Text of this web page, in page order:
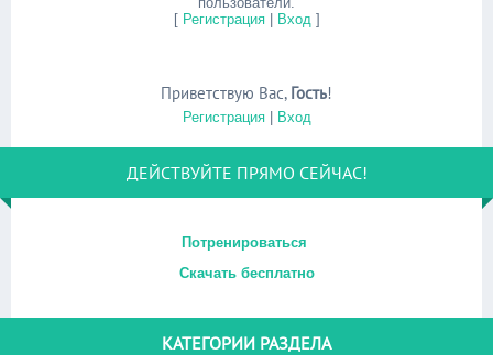
[ Регистрация| Вход]
Приветствую Вас, Гость!
Регистрация| Вход
ДЕЙСТВУЙТЕ ПРЯМО СЕЙЧАС!
Потренироваться
Скачать бесплатно
КАТЕГОРИИ РАЗДЕЛА